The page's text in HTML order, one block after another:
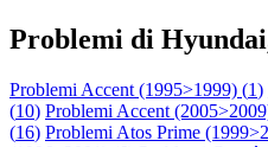
Problemi di
Problemi Accent (1995>1999) (1)
(10) Problemi Accent
(16) Problemi Atos Prime